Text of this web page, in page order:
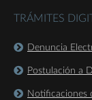
TRÁMITES
Denuncia
Postulación a
Notificaciones